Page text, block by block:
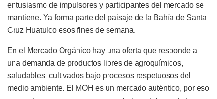
entusiasmo de impulsores y participantes del mercado se
mantiene. Ya forma parte del paisaje de la Bahía de Santa
Cruz Huatulco esos fines de semana.
En el Mercado Orgánico hay una oferta que responde a
una demanda de productos libres de agroquímicos,
saludables, cultivados bajo procesos respetuosos del
medio ambiente. El MOH es un mercado auténtico, por eso